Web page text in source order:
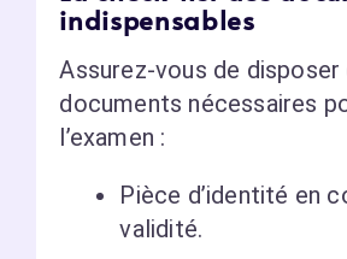
indispensables
Assurez-vous de
documents nécessaires
l’examen :
Pièce d’identité en
validité.